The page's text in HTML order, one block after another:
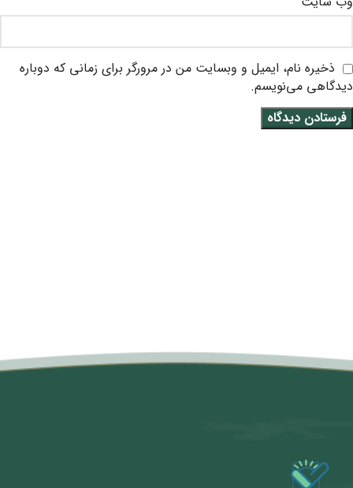
ذخیره نام، ایمیل و وبسایت من در مرورگر برای زمانی که دوباره
دیدگاهی می‌نویسم.
متن سربرگ خود را وارد کنید